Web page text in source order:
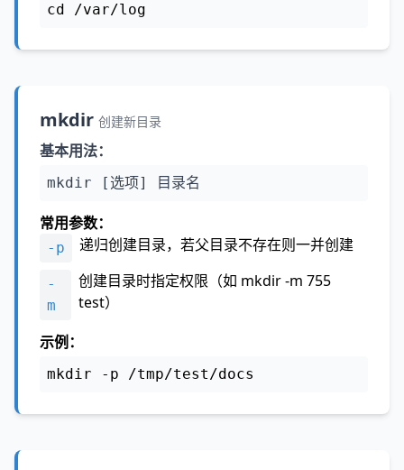
cd /var/log
mkdir 创建新目录
基本用法：
mkdir [选项] 目录名
常用参数：
-p 递归创建目录，若父目录不存在则一并创建
-
m
创建目录时指定权限（如 mkdir -m 755
test）
示例：
mkdir -p /tmp/test/docs